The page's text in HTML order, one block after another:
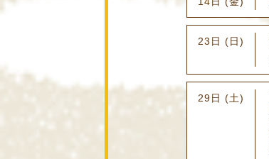
23日 (日)
29日 (土)